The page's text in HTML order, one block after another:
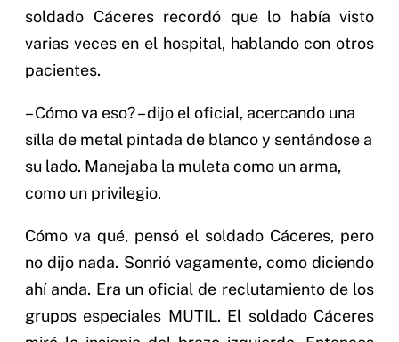
soldado Cáceres recordó que lo había visto
varias veces en el hospital, hablando con otros
pacientes.
– Cómo va eso? – dijo el oficial, acercando una
silla de metal pintada de blanco y sentándose a
su lado. Manejaba la muleta como un arma,
como un privilegio.
Cómo va qué, pensó el soldado Cáceres, pero
no dijo nada. Sonrió vagamente, como diciendo
ahí anda. Era un oficial de reclutamiento de los
grupos especiales MUTIL. El soldado Cáceres